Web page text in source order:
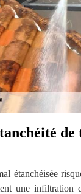
de
étanchéisée
une infiltration